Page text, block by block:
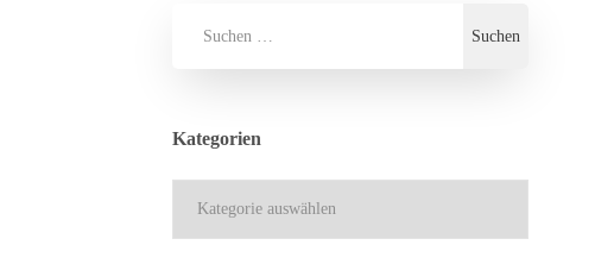
Kategorien